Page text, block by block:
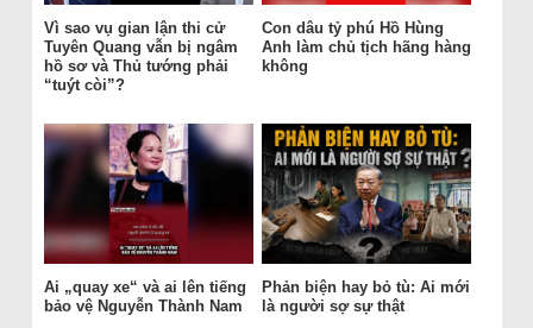
Vì sao vụ gian lận thi cử
Tuyên Quang vẫn bị ngâm
hồ sơ và Thủ tướng phải
“tuýt còi”?
Con dâu tỷ phú Hồ Hùng
Anh làm chủ tịch hãng hàng
không
Ai „quay xe“ và ai lên tiếng
bảo vệ Nguyễn Thành Nam
Phản biện hay bỏ tù: Ai mới
là người sợ sự thật